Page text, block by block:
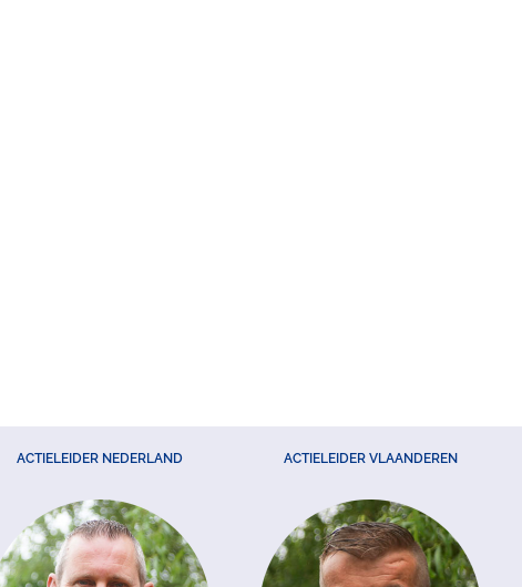
ACTIELEIDER NEDERLAND ACTIELEIDER VLAANDEREN